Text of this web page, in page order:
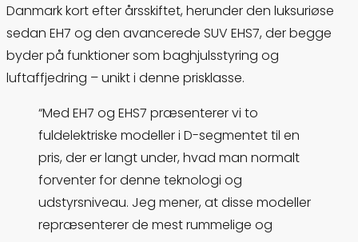
Danmark kort efter årsskiftet, herunder den luksuriøse
sedan EH7 og den avancerede SUV EHS7, der begge
byder på funktioner som baghjulsstyring og
luftaffjedring – unikt i denne prisklasse.
“Med EH7 og EHS7 præsenterer vi to
fuldelektriske modeller i D-segmentet til en
pris, der er langt under, hvad man normalt
forventer for denne teknologi og
udstyrsniveau. Jeg mener, at disse modeller
repræsenterer de mest rummelige og